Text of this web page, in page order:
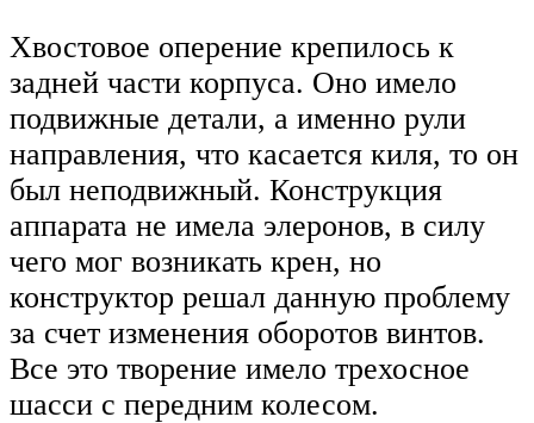
Хвостовое оперение крепилось к
задней части корпуса. Оно имело
подвижные детали, а именно рули
направления, что касается киля, то он
был неподвижный. Конструкция
аппарата не имела элеронов, в силу
чего мог возникать крен, но
конструктор решал данную проблему
за счет изменения оборотов винтов.
Все это творение имело трехосное
шасси с передним колесом.